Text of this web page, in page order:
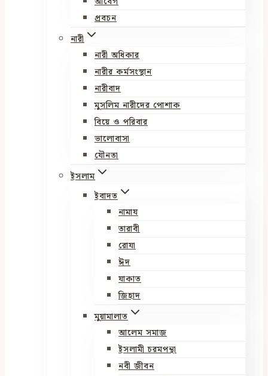
প্রবচন
নারী
নারী অধিকার
নারীর কর্মসংস্থান
নারীবাদ
মুসলিম নারীদের পোশাক
বিয়ে ও পরিবার
ভালোবাসা
যৌনতা
ইসলাম
ইবাদত
নামায
তারাবী
রোযা
ঈদ
যাকাত
জিহাদ
মুয়ামালাত
আলেম সমাজ
ইসলামী চরমপন্থা
নবী জীবন